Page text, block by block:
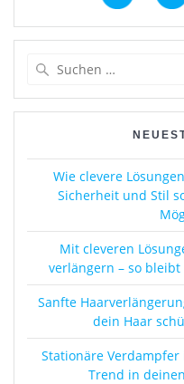
Wie clevere
Sicherheit und Stil
Mit cleveren
verlängern – so
Sanfte
dein Haar
Stationäre
Trend in